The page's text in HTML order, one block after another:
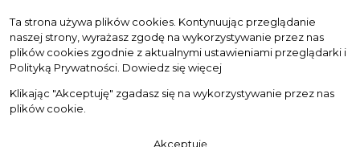
+48 510 296 799
Znajdziesz nas tu
© 2026 Wszystkie prawa zastrzeżone | Program dla biur
Ta strona używa plików cookies. Kontynuując przeglądanie
naszej strony, wyrażasz zgodę na wykorzystywanie przez nas
plików cookies zgodnie z aktualnymi ustawieniami przeglądarki i
Polityką Prywatności. Dowiedz się więcej
Klikając "Akceptuję" zgadasz się na wykorzystywanie przez nas
plików cookie.
Akceptuję